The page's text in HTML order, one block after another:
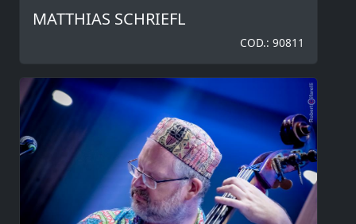
MATTHIAS SCHRIEFL
COD.: 90811